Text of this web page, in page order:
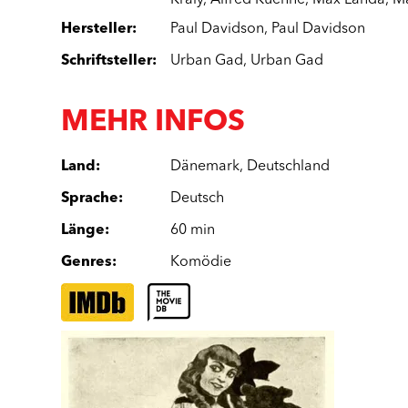
Hersteller: Paul Davidson, Paul Davidson
Schriftsteller: Urban Gad, Urban Gad
MEHR INFOS
Land : Dänemark, Deutschland
Sprache: Deutsch
Länge: 60 min
Genres: Komödie